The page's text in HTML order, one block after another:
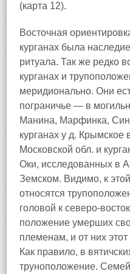
(карта 12).
Восточная
курганах была
ритуала. Так же редко
курганах и
меридионально. Они
пограничье — в
Манина, Марфинка,
курганах у д.
Московской обл. и
Оки, исследованных в
Земском. Видимо, к
относятся
головой к северо-
положение умерших
племенам, и от них
Как правило, в
труноположение.